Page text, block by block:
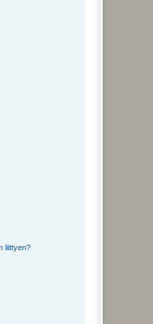
liittyen?